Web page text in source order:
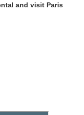
and visit Paris